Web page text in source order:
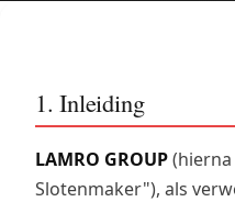
1. Inleiding
LAMRO GROUP
Slotenmaker"), als